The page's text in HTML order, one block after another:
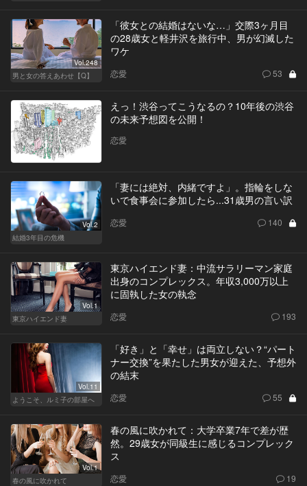
Vol.248
男と女の答えあわせ【Q】
「彼女との結婚はないな…」交際3ヶ月目
の28歳女と軽井沢を旅行中、男が幻滅した
ワケ
恋愛 53
えっ！渋谷ってこうなるの？10年後の渋谷
の未来予想図を公開！
恋愛
Vol.2
結婚3年目の危機
「妻には絶対、内緒ですよ」。指輪をしな
いで食事会に参加したら...31歳男の言い訳
恋愛 140
Vol.1
東京ハイエンド妻
東京ハイエンド妻：中流サラリーマン家庭
出身のコンプレックス。年収3,000万以上
に固執した女の執念
恋愛 193
Vol.11
ようこそ、ルミ子の部屋へ
「好き」と「幸せ」は両立しない？“パート
ナー交換”を果たした男女が迎えた、予想外
の結末
恋愛 55
Vol.1
春の風に吹かれて
春の風に吹かれて：大学卒業7年で差が歴
然。29歳女が同級生に感じるコンプレック
ス
恋愛 19